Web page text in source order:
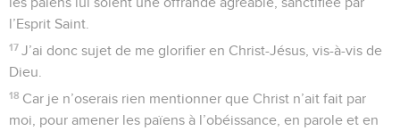
l’Esprit Saint.
17 J’ai donc sujet de me glorifier en Christ-Jésus, vis-à-vis de
Dieu.
18 Car je n’oserais rien mentionner que Christ n’ait fait par
moi, pour amener les païens à l’obéissance, en parole et en